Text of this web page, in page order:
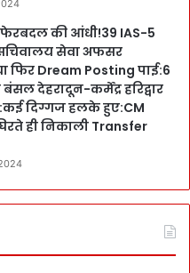
की आंधी!39 IAS-5
सचिवालय सेवा अफसर
फिर Dream Posting पाई:6
देहरादून-कर्मेंद्र हरिद्वार
दिग्गज हलके हुए:CM
ही निकाली Transfer